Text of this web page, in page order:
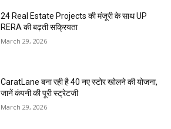
24 Real Estate Projects की मंजूरी के साथ UP
RERA की बढ़ती सक्रियता
March 29, 2026
CaratLane बना रही है 40 नए स्टोर खोलने की योजना,
जानें कंपनी की पूरी स्ट्रेटजी
March 29, 2026